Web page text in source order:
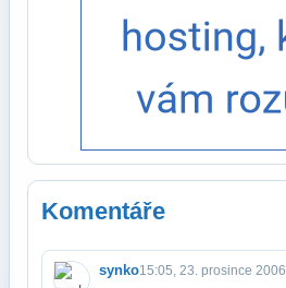
Komentáře
synko15:05, 23. prosince 2006